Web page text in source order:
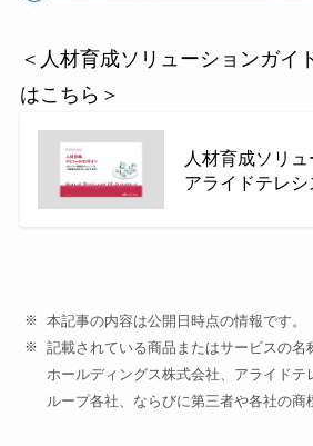
＜人材育成ソリューションガイ
はこちら＞
人材育成ソリ
アライドテレシ
本記事の内容は公開日時点の情報です。
記載されている商品またはサービスの名
ホールディングス株式会社、アライドテ
ループ各社、ならびに第三者や各社の商